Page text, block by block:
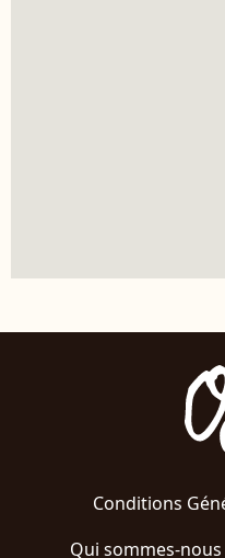
Conditions
Qui sommes-nous